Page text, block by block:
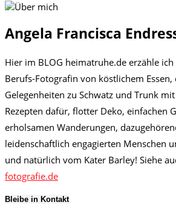
Angela Francisca
Hier im BLOG heimatruhe.de erzähle
Berufs-Fotografin von köstlichem Essen,
Gelegenheiten zu Schwatz und Trunk
Rezepten dafür, flotter Deko, einfachen
erholsamen Wanderungen,
leidenschaftlich engagierten Menschen
und natürlich vom Kater Barley! Siehe
fotografie.de
Bleibe in Kontakt